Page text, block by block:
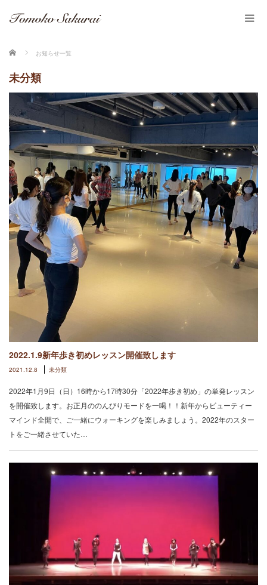
ホーム お知らせ一覧
未分類
2022.1.9新年歩き初めレッスン開催致します
2021.12.8 未分類
2022年1月9日（日）16時から17時30分「2022年歩き初め」の単発レッスン
を開催致します。お正月ののんびりモードを一喝！！新年からビューティー
マインド全開で、ご一緒にウォーキングを楽しみましょう。2022年のスター
トをご一緒させていた…